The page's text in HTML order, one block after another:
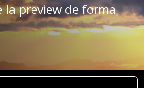
la preview de forma